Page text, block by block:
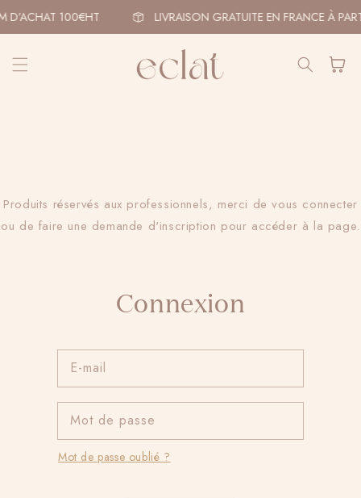
passer
au
D’ACHAT 100€HT LIVRAISON GRATUITE EN FRANCE À
Panier
Produits réservés aux professionnels, merci de vous connecter
ou de faire une demande d'inscription pour accéder à la page.
Connexion
E-mail
Mot de passe
Mot de passe oublié ?